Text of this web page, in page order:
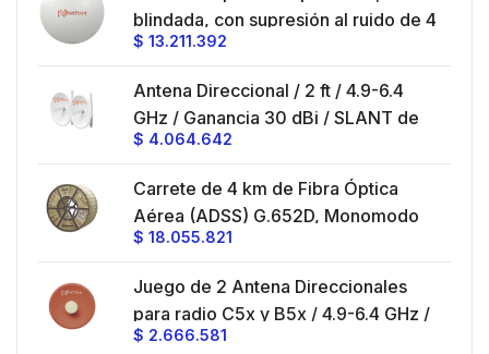
blindada, con supresión al ruido de 4
ft, 5.9-7.2 GHz, Ganancia 36 dBi con
hasta 80 km, Conectores N-hembra,
montaje con alineación milimétrica.
$ 13.211.392
Antena Direccional / 2 ft / 4.9-6.4
GHz / Ganancia 30 dBi / SLANT de
45 ° y 90 ° / Conector N-Hembra /
Montaje y jumpers incluidos.
$ 4.064.642
Carrete de 4 km de Fibra Óptica
Aérea (ADSS) G.652D, Monomodo
de 24 Hilos, Exterior, Span 200,
$ 18.055.821
Juego de 2 Antena Direccionales
para radio C5x y B5x / 4.9-6.4 GHz /
Ganancia 27 dBi / Montaje incluido.
$ 2.666.581